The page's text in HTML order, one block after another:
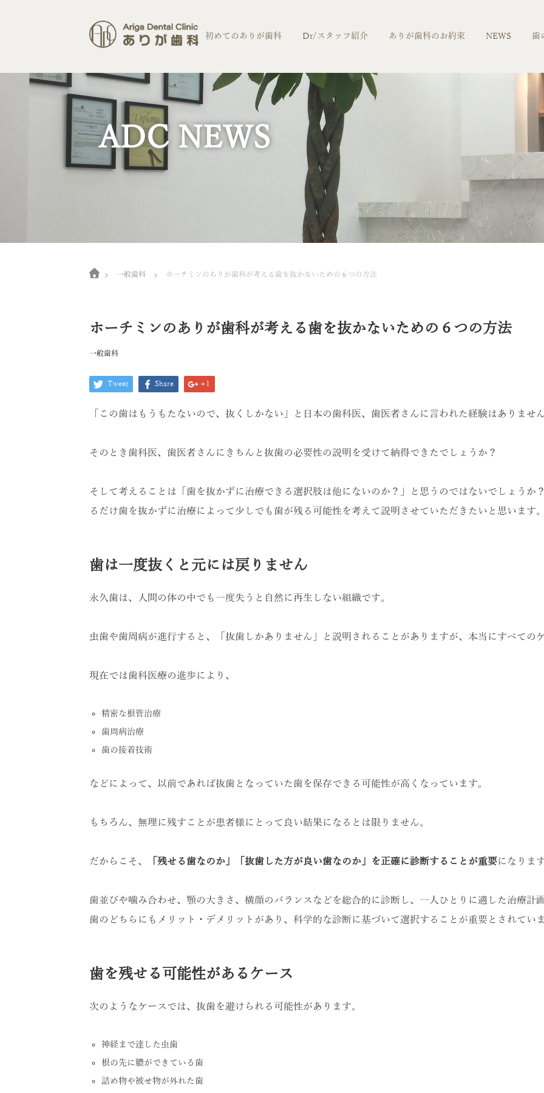
初めてのありが歯科 Dr/スタッフ紹介 ありが歯科のお約束 NEWS 歯
ADC NEWS
Home 一般歯科 ホーチミンのありが歯科が考える歯を抜かないための６つの方法
ホーチミンのありが歯科が考える歯を抜かないための６つの方法
一般歯科
Tweet Share +1
「この歯はもうもたないので、抜くしかない」と日本の歯科医、歯医者さんに言われた経験はありませ
そのとき歯科医、歯医者さんにきちんと抜歯の必要性の説明を受けて納得できたでしょうか？
そして考えることは「歯を抜かずに治療できる選択肢は他にないのか？」と思うのではないでしょうか
るだけ歯を抜かずに治療によって少しでも歯が残る可能性を考えて説明させていただきたいと思います。
歯は一度抜くと元には戻りません
永久歯は、人間の体の中でも一度失うと自然に再生しない組織です。
虫歯や歯周病が進行すると、「抜歯しかありません」と説明されることがありますが、本当にすべての
現在では歯科医療の進歩により、
精密な根管治療
歯周病治療
歯の接着技術
などによって、以前であれば抜歯となっていた歯を保存できる可能性が高くなっています。
もちろん、無理に残すことが患者様にとって良い結果になるとは限りません。
だからこそ、 「残せる歯なのか」「抜歯した方が良い歯なのか」を正確に診断することが重要になります
歯並びや噛み合わせ、顎の大きさ、横顔のバランスなどを総合的に診断し、一人ひとりに適した治療計
歯のどちらにもメリット・デメリットがあり、科学的な診断に基づいて選択することが重要とされていま
歯を残せる可能性があるケース
次のようなケースでは、抜歯を避けられる可能性があります。
神経まで達した虫歯
根の先に膿ができている歯
詰め物や被せ物が外れた歯